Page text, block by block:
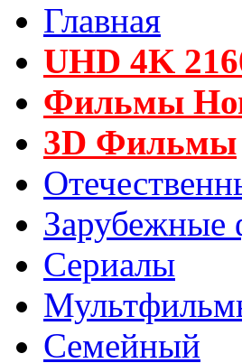
Главная
UHD 4K
Фильмы
3D Фильмы
Сериалы
Семейный